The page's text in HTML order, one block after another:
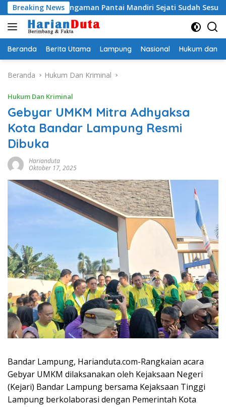
Langsung
ke
konten
Breaking NewsPantai Mandiri Sejati Sudah Sesuai Spesifikasi
Beranda Berita Utama Lampung Nasional Hukum dan
Beranda Hukum Dan Kriminal
Hukum Dan Kriminal
Gebyar UMKM Mitra Adhyaksa
Kota Bandar Lampung Resmi
Dibuka
Harianduta
Oktober 17, 2025
Bandar Lampung, Harianduta.com-Rangkaian acara
Gebyar UMKM dilaksanakan oleh Kejaksaan Negeri
(Kejari) Bandar Lampung bersama Kejaksaan Tinggi
Lampung berkolaborasi dengan Pemerintah Kota